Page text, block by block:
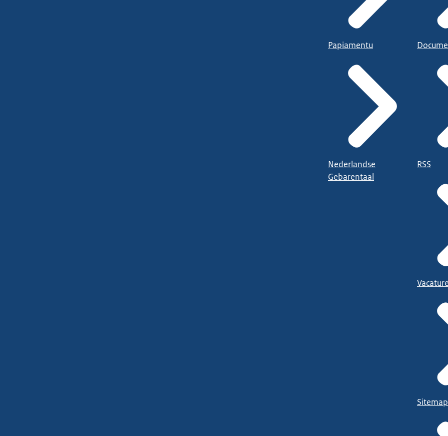
Papiamentu
Nederlandse
Gebarentaal
RSS
Sitemap